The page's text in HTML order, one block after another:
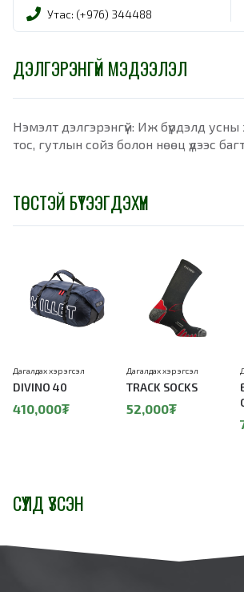
Утас: (+976) 344488
ДЭЛГЭРЭНГҮЙ МЭДЭЭЛЭЛ
Нэмэлт дэлгэрэнгүй: Иж бүрдэлд
тос, гутлын сойз болон нөөц үдээс
ТӨСТЭЙ БҮТЭЭГДЭХҮҮН
DIVINO 40
Дагалдах хэрэгсэл
410,000₮
TRACK SOCKS
Дагалдах хэрэгсэл
52,000₮
СҮҮЛД ҮЗСЭН